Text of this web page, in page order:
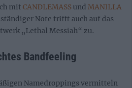
mit CANDLEMASS und MANILLA
Note trifft auch auf das
„Lethal Messiah“ zu.
Bandfeeling
Namedroppings vermitteln